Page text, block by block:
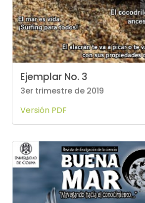
Ejemplar No. 3
3er trimestre de 2019
Versión PDF